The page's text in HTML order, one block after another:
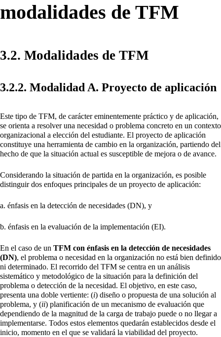
modalidades de TFM
3.2. Modalidades de TFM
3.2.2. Modalidad A. Proyecto de aplicación
Este tipo de TFM, de carácter eminentemente práctico y de aplicación,
se orienta a resolver una necesidad o problema concreto en un contexto
organizacional a elección del estudiante. El proyecto de aplicación
constituye una herramienta de cambio en la organización, partiendo del
hecho de que la situación actual es susceptible de mejora o de avance.
Considerando la situación de partida en la organización, es posible
distinguir dos enfoques principales de un proyecto de aplicación:
a. énfasis en la detección de necesidades (DN), y
b. énfasis en la evaluación de la implementación (EI).
En el caso de un TFM con énfasis en la detección de necesidades
(DN), el problema o necesidad en la organización no está bien definido
ni determinado. El recorrido del TFM se centra en un análisis
sistemático y metodológico de la situación para la definición del
problema o detección de la necesidad. El objetivo, en este caso,
presenta una doble vertiente: (i) diseño o propuesta de una solución al
problema, y (ii) planificación de un mecanismo de evaluación que
dependiendo de la magnitud de la carga de trabajo puede o no llegar a
implementarse. Todos estos elementos quedarán establecidos desde el
inicio, momento en el que se validará la viabilidad del proyecto.